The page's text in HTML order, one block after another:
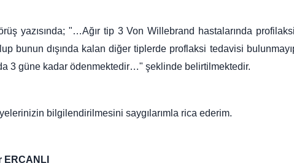
yazısında; "…Ağır tip 3 Von Willebrand hastalarında
bunun dışında kalan diğer tiplerde proflaksi tedavisi
3 güne kadar ödenmektedir…" şeklinde belirtilmektedir.
bilgilendirilmesini saygılarımla rica ederim.
ERCANLI